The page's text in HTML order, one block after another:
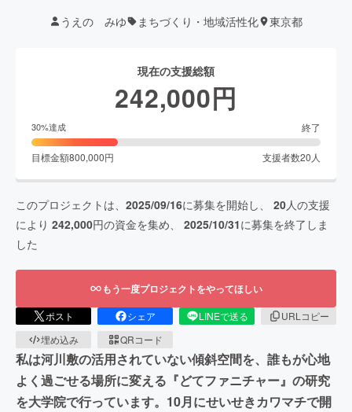
うえの みゆ まちづくり・地域活性化 東京都
現在の支援総額
242,000円
30%達成 終了
目標金額800,000円 支援者数20 人
このプロジェクトは、 2025/09/16に募集を開始し、 20人の支援
により 242,000円の資金を集め、 2025/10/31に募集を終了しま
した
もう一度プロジェクトをやってほしい
ポスト シェア LINEで送る
URLコピー
埋め込み
QRコード
私は河川敷の活用されていない傾斜空間を、誰もが心地
よく過ごせる場所に変える『どてファニチャー』の研究
を大学院で行っています。10月にせいせきカワマチで開